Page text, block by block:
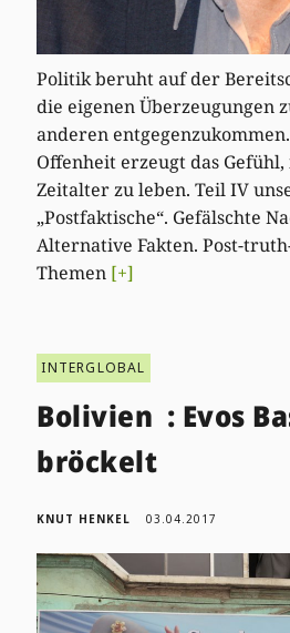
Politik beruht auf der
die eigenen Überzeugungen
anderen
Offenheit erzeugt das
Zeitalter zu leben. Teil IV
„Postfaktische“. Gefälschte
Alternative Fakten. Post-
Themen [+]
INTERGLOBAL
Bolivien : Evos
bröckelt
KNUT HENKEL 03.04.2017